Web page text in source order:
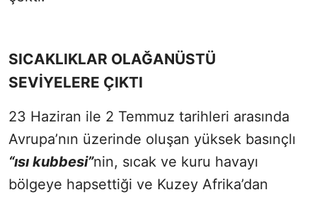
SICAKLIKLAR OLAĞANÜSTÜ
SEVİYELERE ÇIKTI
23 Haziran ile 2 Temmuz tarihleri arasında
Avrupa’nın üzerinde oluşan yüksek basınçlı
“ısı kubbesi”nin, sıcak ve kuru havayı
bölgeye hapsettiği ve Kuzey Afrika’dan